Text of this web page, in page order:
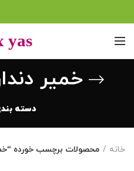
خمیر
دسته
خانه محصولات برچسب خورده